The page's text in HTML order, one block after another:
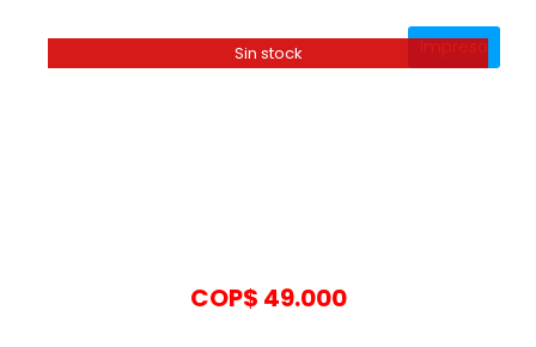
Sin stock Impreso
COP$ 49.000